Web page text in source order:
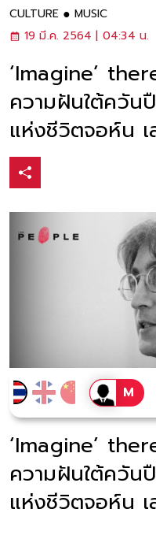
CULTURE
MUSIC
19 มี.ค. 2564 | 04:34 น.
‘Imagine’
ความฝันใต้ควัน
แห่งชีวิตจอห์น
‘Imagine’
ความฝันใต้ควัน
แห่งชีวิตจอห์น